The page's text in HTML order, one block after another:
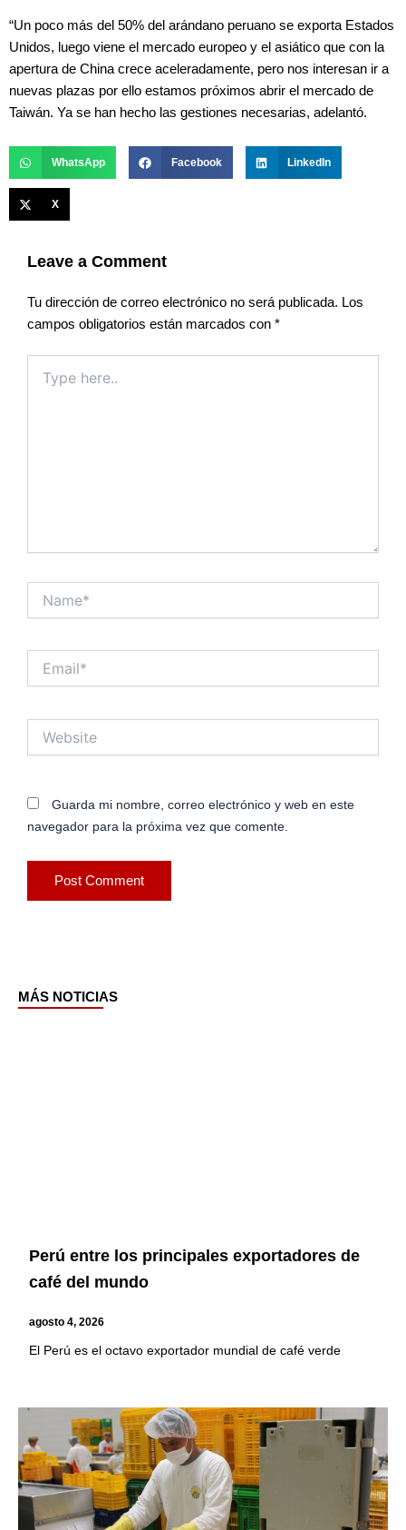
“Un poco más del 50% del arándano peruano se exporta Estados
Unidos, luego viene el mercado europeo y el asiático que con la
apertura de China crece aceleradamente, pero nos interesan ir a
nuevas plazas por ello estamos próximos abrir el mercado de
Taiwán. Ya se han hecho las gestiones necesarias, adelantó.
WhatsApp Facebook LinkedIn
X
Leave a Comment
Tu dirección de correo electrónico no será publicada. Los
campos obligatorios están marcados con *
here..
Guarda mi nombre, correo electrónico y web en este
navegador para la próxima vez que comente.
MÁS NOTICIAS
Perú entre los principales exportadores de
café del mundo
agosto 4, 2026
El Perú es el octavo exportador mundial de café verde